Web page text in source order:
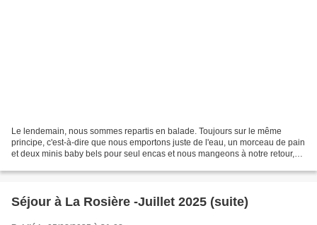
Le lendemain, nous sommes repartis en balade. Toujours sur le même
principe, c'est-à-dire que nous emportons juste de l'eau, un morceau de pain
et deux minis baby bels pour seul encas et nous mangeons à notre retour,
Séjour à La Rosière -Juillet 2025 (suite)